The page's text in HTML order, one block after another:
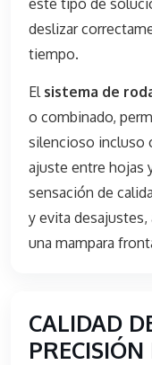
este tipo de
deslizar
tiempo.
El sistema de
o combinado,
silencioso incluso
ajuste entre hojas
sensación de
y evita
una mampara
CALIDAD